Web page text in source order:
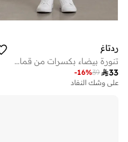
ردتاغ
تنورة بيضاء بكسرات من قماش إنترلوك للبنات
33
39
-16%
على وشك النفاد